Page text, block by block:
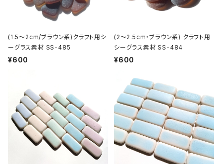
(1.5～2cm/ブラウン系)クラフト用シ
ーグラス素材 SS-485
¥600
(2～2.5cm・ブラウン系) クラフト用
シーグラス素材 SS-484
¥600